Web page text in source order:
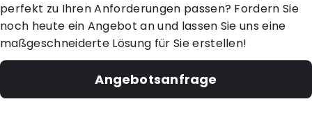
perfekt zu Ihren Anforderungen passen? Fordern Sie
noch heute ein Angebot an und lassen Sie uns eine
maßgeschneiderte Lösung für Sie erstellen!
Angebotsanfrage